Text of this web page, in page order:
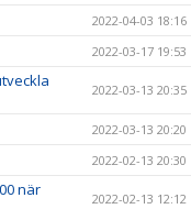
2022-04-03 18:16
2022-03-17 19:53
2022-03-13 20:35
2022-03-13 20:20
2022-02-13 20:30
när
2022-02-13 12:12